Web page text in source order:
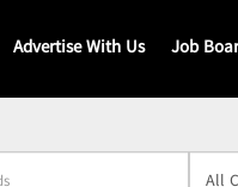
Advertise With Us Job